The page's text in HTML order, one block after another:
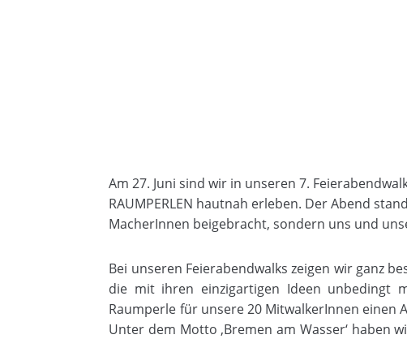
Am 27. Juni sind wir in unseren 7.
RAUMPERLEN hautnah erleben. Der Abend
MacherInnen beigebracht, sondern uns und
Bei unseren Feierabendwalks zeigen wir ganz
die mit ihren einzigartigen Ideen unbedingt
Raumperle für unsere 20 MitwalkerInnen einen
Unter dem Motto ‚Bremen am Wasser‘ haben